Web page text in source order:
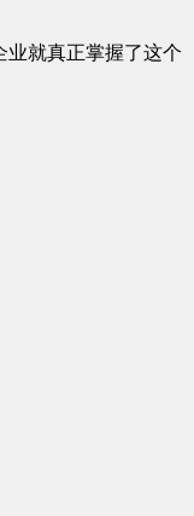
就真正掌握了这个